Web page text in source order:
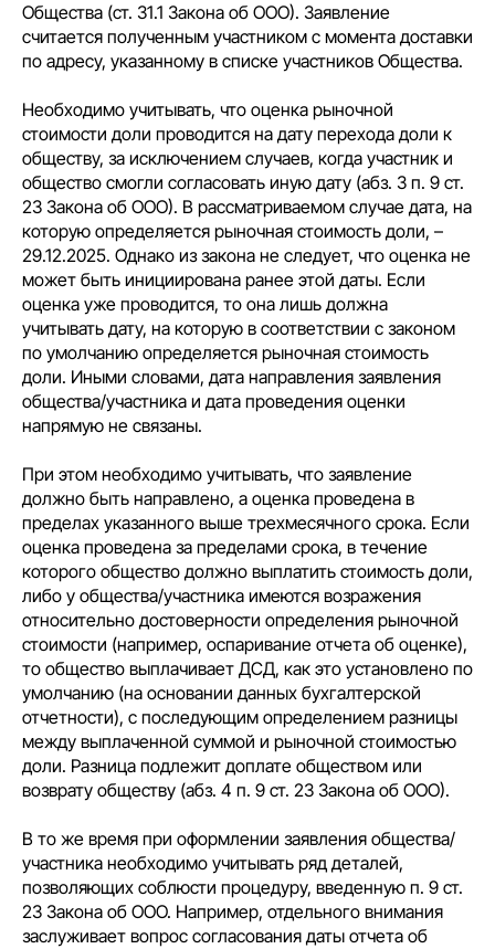
Общества (ст. 31.1 Закона об ООО). Заявление
считается полученным участником с момента доставки
по адресу, указанному в списке участников Общества.
Необходимо учитывать, что оценка рыночной
стоимости доли проводится на дату перехода доли к
обществу, за исключением случаев, когда участник и
общество смогли согласовать иную дату (абз. 3 п. 9 ст.
23 Закона об ООО). В рассматриваемом случае дата, на
которую определяется рыночная стоимость доли, –
29.12.2025. Однако из закона не следует, что оценка не
может быть инициирована ранее этой даты. Если
оценка уже проводится, то она лишь должна
учитывать дату, на которую в соответствии с законом
по умолчанию определяется рыночная стоимость
доли. Иными словами, дата направления заявления
общества/участника и дата проведения оценки
напрямую не связаны.
При этом необходимо учитывать, что заявление
должно быть направлено, а оценка проведена в
пределах указанного выше трехмесячного срока. Если
оценка проведена за пределами срока, в течение
которого общество должно выплатить стоимость доли,
либо у общества/участника имеются возражения
относительно достоверности определения рыночной
стоимости (например, оспаривание отчета об оценке),
то общество выплачивает ДСД, как это установлено по
умолчанию (на основании данных бухгалтерской
отчетности), с последующим определением разницы
между выплаченной суммой и рыночной стоимостью
доли. Разница подлежит доплате обществом или
возврату обществу (абз. 4 п. 9 ст. 23 Закона об ООО).
В то же время при оформлении заявления общества/
участника необходимо учитывать ряд деталей,
позволяющих соблюсти процедуру, введенную п. 9 ст.
23 Закона об ООО. Например, отдельного внимания
заслуживает вопрос согласования даты отчета об